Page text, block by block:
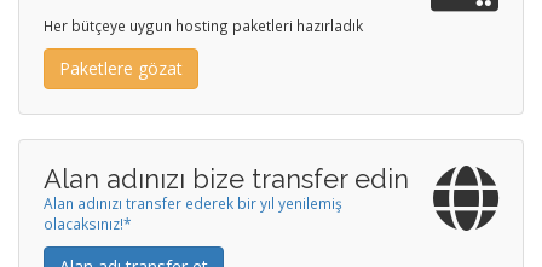
Her bütçeye uygun hosting paketleri hazırladık
Paketlere gözat
Alan adınızı bize transfer edin
Alan adınızı transfer ederek bir yıl yenilemiş
olacaksınız!*